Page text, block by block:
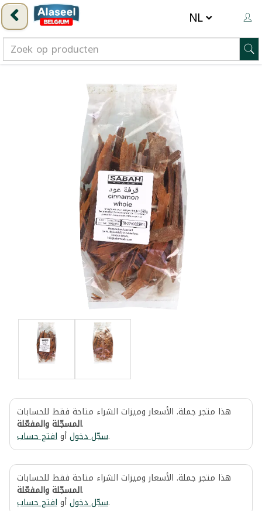
هذا متجر جملة. الأسعار وميزات الشراء متاحة فقط للحسابات
المسجّلة والمفعّلة.
سجّل دخولأوافتح حساب .
هذا متجر جملة. الأسعار وميزات الشراء متاحة فقط للحسابات
المسجّلة والمفعّلة.
سجّل دخولأوافتح حساب .